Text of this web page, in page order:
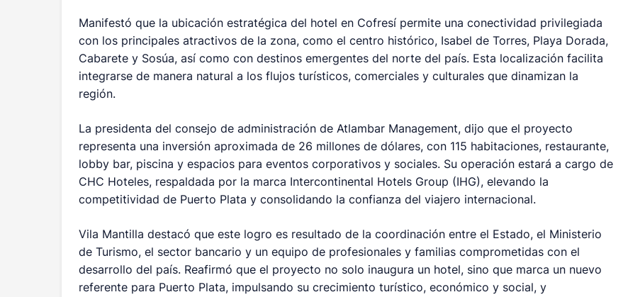
Manifestó que la ubicación estratégica del hotel en Cofresí permite una conectividad privilegiada
con los principales atractivos de la zona, como el centro histórico, Isabel de Torres, Playa Dorada,
Cabarete y Sosúa, así como con destinos emergentes del norte del país. Esta localización facilita
integrarse de manera natural a los flujos turísticos, comerciales y culturales que dinamizan la
región.
La presidenta del consejo de administración de Atlambar Management, dijo que el proyecto
representa una inversión aproximada de 26 millones de dólares, con 115 habitaciones, restaurante,
lobby bar, piscina y espacios para eventos corporativos y sociales. Su operación estará a cargo de
CHC Hoteles, respaldada por la marca Intercontinental Hotels Group (IHG), elevando la
competitividad de Puerto Plata y consolidando la confianza del viajero internacional.
Vila Mantilla destacó que este logro es resultado de la coordinación entre el Estado, el Ministerio
de Turismo, el sector bancario y un equipo de profesionales y familias comprometidas con el
desarrollo del país. Reafirmó que el proyecto no solo inaugura un hotel, sino que marca un nuevo
referente para Puerto Plata, impulsando su crecimiento turístico, económico y social, y